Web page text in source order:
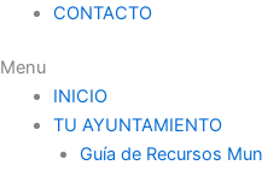
CONTACTO
Menu
INICIO
TU AYUNTAMIENTO
Guía de Recursos